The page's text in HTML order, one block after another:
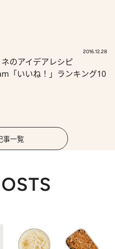
2016.12.28
のアイデアレシピ
「いいね！」ランキング10
事一覧